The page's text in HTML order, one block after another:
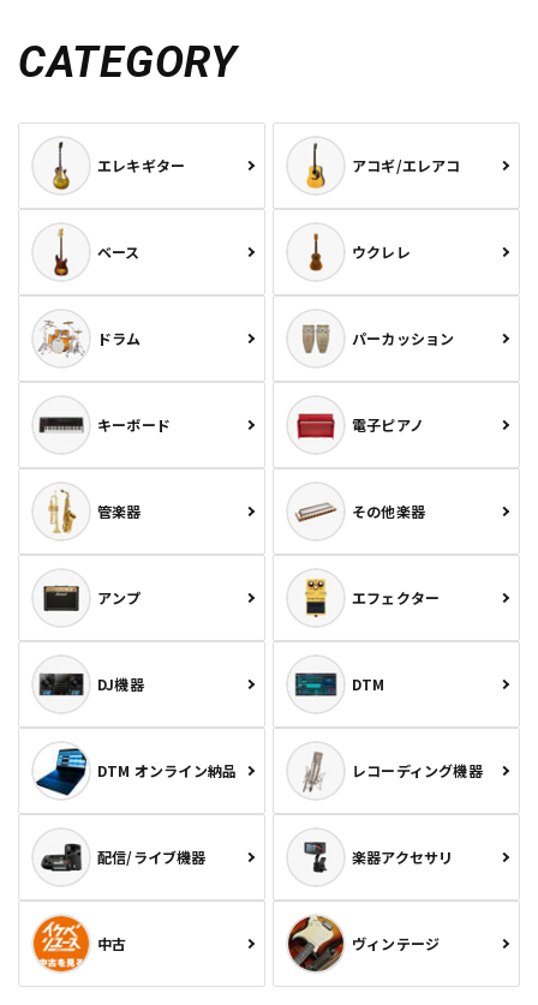
CATEGORY
エレキギター アコギ/エレアコ
ベース ウクレレ
ドラム パーカッション
キーボード 電子ピアノ
管楽器 その他楽器
アンプ エフェクター
DJ機器 DTM
DTM オンライン納品 レコーディング機器
配信/ライブ機器 楽器アクセサリ
中古 ヴィンテージ